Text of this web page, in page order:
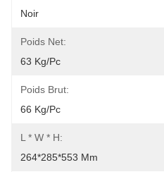
Noir
Poids Net:
63 Kg/pc
Poids Brut:
66 Kg/pc
L * W * H:
264*285*553 Mm